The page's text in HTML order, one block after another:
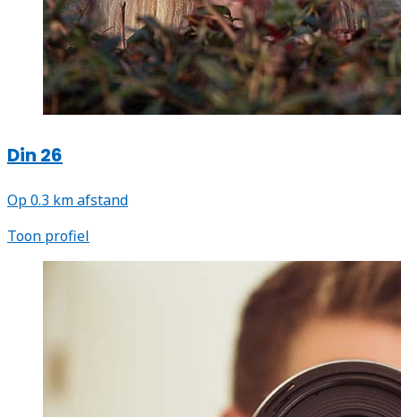
Din 26
Op 0.3 km afstand
Toon profiel